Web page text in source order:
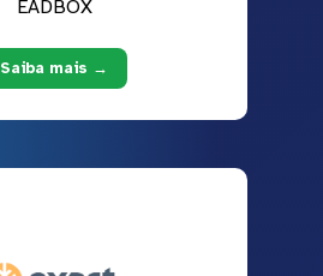
EADBOX
Saiba mais →